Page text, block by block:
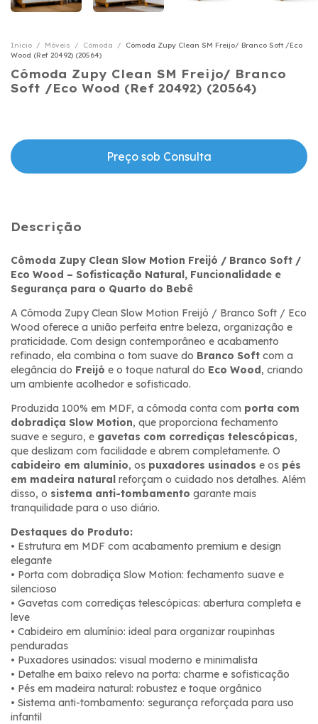
Início / Móveis / Cômoda /
Cômoda Zupy Clean SM Freijo/ Branco Soft /Eco
Wood (Ref 20492) (20564)
Cômoda Zupy Clean SM Freijo/ Branco
Soft /Eco Wood (Ref 20492) (20564)
Descrição
Cômoda Zupy Clean Slow Motion Freijó / Branco Soft /
Eco Wood – Sofisticação Natural, Funcionalidade e
Segurança para o Quarto do Bebê
A Cômoda Zupy Clean Slow Motion Freijó / Branco Soft / Eco
Wood oferece a união perfeita entre beleza, organização e
praticidade. Com design contemporâneo e acabamento
refinado, ela combina o tom suave do Branco Soft com a
elegância do Freijó e o toque natural do Eco Wood, criando
um ambiente acolhedor e sofisticado.
Produzida 100% em MDF, a cômoda conta com porta com
dobradiça Slow Motion, que proporciona fechamento
suave e seguro, e gavetas com corrediças telescópicas,
que deslizam com facilidade e abrem completamente. O
cabideiro em alumínio, os puxadores usinados e os pés
em madeira natural reforçam o cuidado nos detalhes. Além
disso, o sistema anti-tombamento garante mais
tranquilidade para o uso diário.
Destaques do Produto:
• Estrutura em MDF com acabamento premium e design
elegante
• Porta com dobradiça Slow Motion: fechamento suave e
silencioso
• Gavetas com corrediças telescópicas: abertura completa e
leve
• Cabideiro em alumínio: ideal para organizar roupinhas
penduradas
• Puxadores usinados: visual moderno e minimalista
• Detalhe em baixo relevo na porta: charme e sofisticação
• Pés em madeira natural: robustez e toque orgânico
• Sistema anti-tombamento: segurança reforçada para uso
infantil